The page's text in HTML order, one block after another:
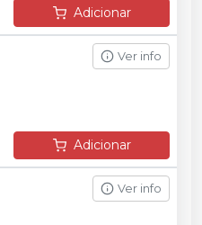
Adicionar
Ver info
Adicionar
Ver info